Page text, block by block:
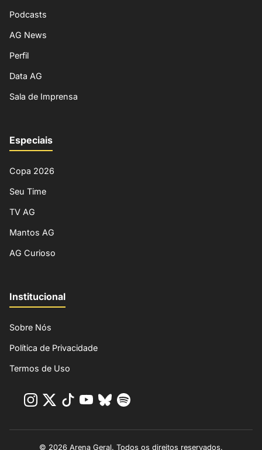
Podcasts
AG News
Perfil
Data AG
Sala de Imprensa
Especiais
Copa 2026
Seu Time
TV AG
Mantos AG
AG Curioso
Institucional
Sobre Nós
Política de Privacidade
Termos de Uso
© 2026 Arena Geral. Todos os direitos reservados.